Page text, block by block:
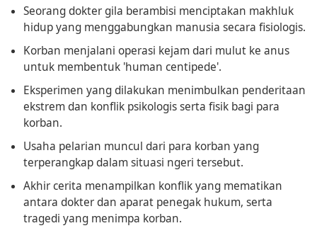
Seorang dokter gila berambisi menciptakan makhluk
hidup yang menggabungkan manusia secara fisiologis.
Korban menjalani operasi kejam dari mulut ke anus
untuk membentuk 'human centipede'.
Eksperimen yang dilakukan menimbulkan penderitaan
ekstrem dan konflik psikologis serta fisik bagi para
korban.
Usaha pelarian muncul dari para korban yang
terperangkap dalam situasi ngeri tersebut.
Akhir cerita menampilkan konflik yang mematikan
antara dokter dan aparat penegak hukum, serta
tragedi yang menimpa korban.